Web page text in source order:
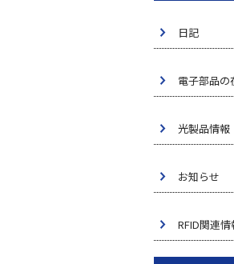
日記
電子部品の
光製品情報
お知らせ
RFID関連情